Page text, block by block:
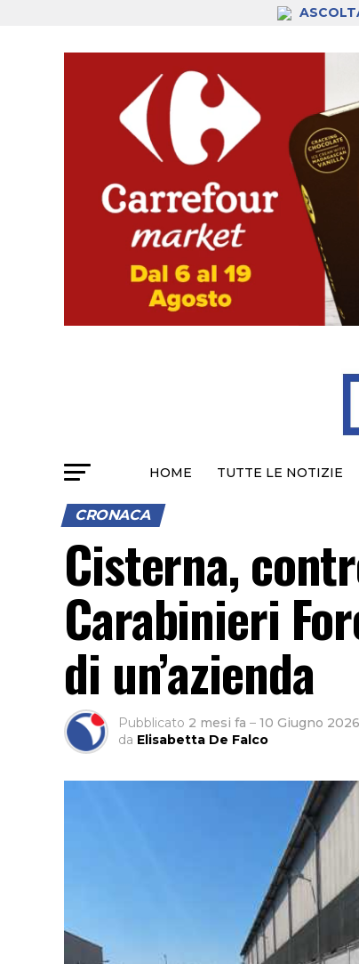
HOME TUTTE LE NOTIZIE
CRONACA
Cisterna,
Carabinieri
di un’azienda
Pubblicato 2 mesi fa – 10 Giugno 2026
da Elisabetta De Falco